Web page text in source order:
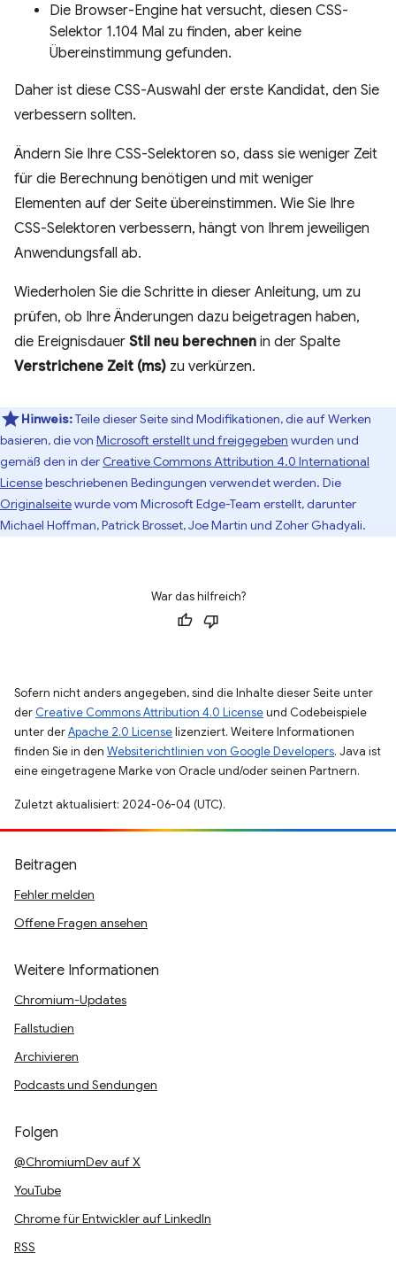
Die Browser-Engine hat versucht, diesen CSS-
Selektor 1.104 Mal zu finden, aber keine
Übereinstimmung gefunden.
Daher ist diese CSS-Auswahl der erste Kandidat, den Sie
verbessern sollten.
Ändern Sie Ihre CSS-Selektoren so, dass sie weniger Zeit
für die Berechnung benötigen und mit weniger
Elementen auf der Seite übereinstimmen. Wie Sie Ihre
CSS-Selektoren verbessern, hängt von Ihrem jeweiligen
Anwendungsfall ab.
Wiederholen Sie die Schritte in dieser Anleitung, um zu
prüfen, ob Ihre Änderungen dazu beigetragen haben,
die Ereignisdauer Stil neu berechnen in der Spalte
Verstrichene Zeit (ms) zu verkürzen.
Hinweis:Teile dieser Seite sind Modifikationen, die auf Werken
basieren, die von Microsoft erstellt und freigegeben wurden und
gemäß den in der Creative Commons Attribution 4.0 International
Licensebeschriebenen Bedingungen verwendet werden. Die
Originalseitewurde vom Microsoft Edge-Team erstellt, darunter
Michael Hoffman, Patrick Brosset, Joe Martin und Zoher Ghadyali.
War das hilfreich?
Sofern nicht anders angegeben, sind die Inhalte dieser Seite unter
der Creative Commons Attribution 4.0 Licenseund Codebeispiele
unter derApache 2.0 Licenselizenziert. Weitere Informationen
finden Sie in den Websiterichtlinien von Google Developers. Java ist
eine eingetragene Marke von Oracle und/oder seinen Partnern.
Zuletzt aktualisiert: 2024-06-04 (UTC).
Beitragen
Fehler melden
Offene Fragen ansehen
Weitere Informationen
Chromium-Updates
Fallstudien
Archivieren
Podcasts und Sendungen
Folgen
@ChromiumDev auf X
YouTube
Chrome für Entwickler auf LinkedIn
RSS